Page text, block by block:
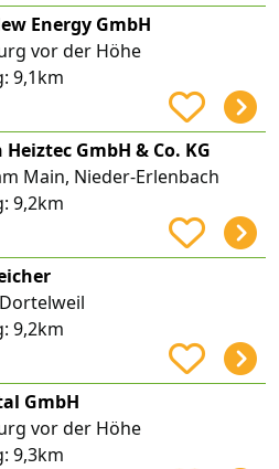
Energy GmbH
vor der Höhe
9,1km
GmbH & Co. KG
Main, Nieder-Erlenbach
9,2km
9,2km
GmbH
vor der Höhe
9,3km